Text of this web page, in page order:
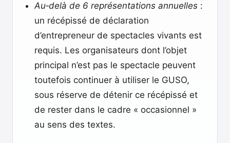
Au‑delà de 6 représentations annuelles :
un récépissé de déclaration
d’entrepreneur de spectacles vivants est
requis. Les organisateurs dont l’objet
principal n’est pas le spectacle peuvent
toutefois continuer à utiliser le GUSO,
sous réserve de détenir ce récépissé et
de rester dans le cadre « occasionnel »
au sens des textes.